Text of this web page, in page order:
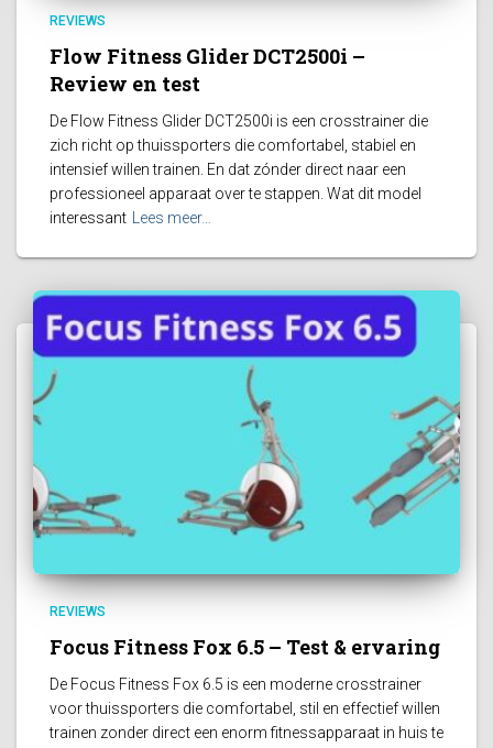
REVIEWS
Flow Fitness Glider DCT2500i –
Review en test
De Flow Fitness Glider DCT2500i is een crosstrainer die
zich richt op thuissporters die comfortabel, stabiel en
intensief willen trainen. En dat zónder direct naar een
professioneel apparaat over te stappen. Wat dit model
interessant
Lees meer…
REVIEWS
Focus Fitness Fox 6.5 – Test & ervaring
De Focus Fitness Fox 6.5 is een moderne crosstrainer
voor thuissporters die comfortabel, stil en effectief willen
trainen zonder direct een enorm fitnessapparaat in huis te